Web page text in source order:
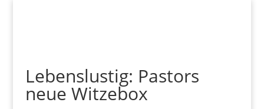
Lebenslustig: Pastors
neue Witzebox